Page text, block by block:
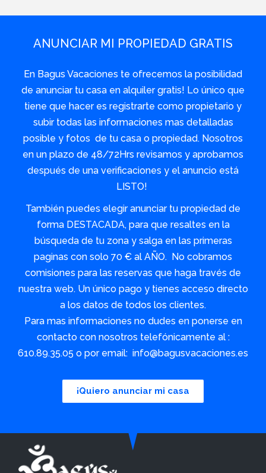
ANUNCIAR MI PROPIEDAD GRATIS
En Bagus Vacaciones te ofrecemos la posibilidad
de anunciar tu casa en alquiler gratis! Lo único que
tiene que hacer es registrarte como propietario y
subir todas las informaciones mas detalladas
posible y fotos de tu casa o propiedad. Nosotros
en un plazo de 48/72Hrs revisamos y aprobamos
después de una verificaciones y el anuncio está
LISTO!
También puedes elegir anunciar tu propiedad de
forma DESTACADA, para que resaltes en la
búsqueda de tu zona y salga en las primeras
paginas con solo 70 € al AÑO. No cobramos
comisiones para las reservas que haga través de
nuestra web. Un único pago y tienes acceso directo
a los datos de todos los clientes.
Para mas informaciones no dudes en ponerse en
contacto con nosotros telefónicamente al :
610.89.35.05 o por email: info@bagusvacaciones.es
¡Quiero anunciar mi casa